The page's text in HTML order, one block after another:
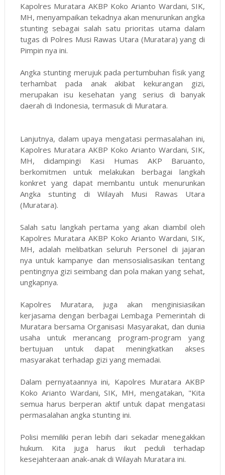
Kapolres Muratara AKBP Koko Arianto Wardani, SIK,
MH, menyampaikan tekadnya akan menurunkan angka
stunting sebagai salah satu prioritas utama dalam
tugas di Polres Musi Rawas Utara (Muratara) yang di
Pimpin nya ini.
Angka stunting merujuk pada pertumbuhan fisik yang
terhambat pada anak akibat kekurangan gizi,
merupakan isu kesehatan yang serius di banyak
daerah di Indonesia, termasuk di Muratara.
Lanjutnya, dalam upaya mengatasi permasalahan ini,
Kapolres Muratara AKBP Koko Arianto Wardani, SIK,
MH, didampingi Kasi Humas AKP Baruanto,
berkomitmen untuk melakukan berbagai langkah
konkret yang dapat membantu untuk menurunkan
Angka stunting di Wilayah Musi Rawas Utara
(Muratara).
Salah satu langkah pertama yang akan diambil oleh
Kapolres Muratara AKBP Koko Arianto Wardani, SIK,
MH, adalah melibatkan seluruh Personel di jajaran
nya untuk kampanye dan mensosialisasikan tentang
pentingnya gizi seimbang dan pola makan yang sehat,
ungkapnya.
Kapolres Muratara, juga akan menginisiasikan
kerjasama dengan berbagai Lembaga Pemerintah di
Muratara bersama Organisasi Masyarakat, dan dunia
usaha untuk merancang program-program yang
bertujuan untuk dapat meningkatkan akses
masyarakat terhadap gizi yang memadai.
Dalam pernyataannya ini, Kapolres Muratara AKBP
Koko Arianto Wardani, SIK, MH, mengatakan, "Kita
semua harus berperan aktif untuk dapat mengatasi
permasalahan angka stunting ini.
Polisi memiliki peran lebih dari sekadar menegakkan
hukum. Kita juga harus ikut peduli terhadap
kesejahteraan anak-anak di Wilayah Muratara ini.